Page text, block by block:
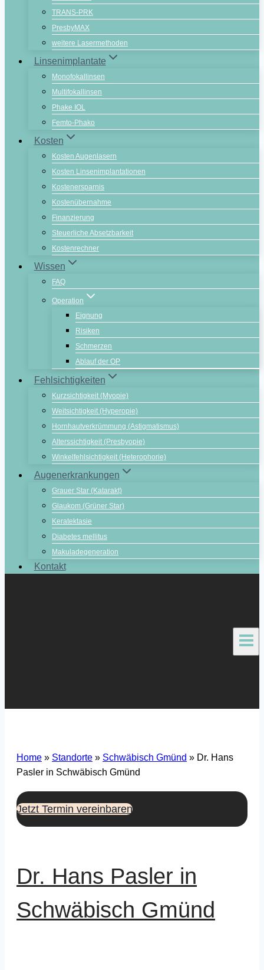
TRANS-PRK
PresbyMAX
weitere Lasermethoden
Linsenimplantate
Monofokallinsen
Multifokallinsen
Phake IOL
Femto-Phako
Kosten
Kosten Augenlasern
Kosten Linsenimplantationen
Kostenersparnis
Kostenübernahme
Finanzierung
Steuerliche Absetzbarkeit
Kostenrechner
Wissen
FAQ
Operation
Eignung
Risiken
Schmerzen
Ablauf der OP
Fehlsichtigkeiten
Kurzsichtigkeit (Myopie)
Weitsichtigkeit (Hyperopie)
Hornhautverkrümmung (Astigmatismus)
Alterssichtigkeit (Presbyopie)
Winkelfehlsichtigkeit (Heterophorie)
Augenerkrankungen
Grauer Star (Katarakt)
Glaukom (Grüner Star)
Keratektasie
Diabetes mellitus
Makuladegeneration
Kontakt
Home » Standorte » Schwäbisch Gmünd » Dr. Hans
Pasler in Schwäbisch Gmünd
Jetzt Termin vereinbaren
Dr. Hans Pasler in
Schwäbisch Gmünd